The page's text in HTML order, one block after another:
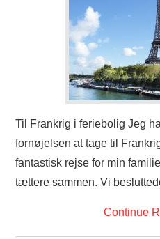
Til Frankrig i feriebolig Jeg
fornøjelsen at tage til
fantastisk rejse for min
tættere sammen. Vi
Continue